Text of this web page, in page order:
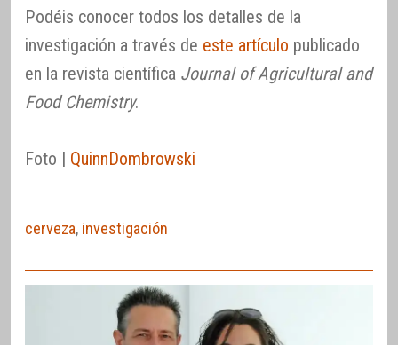
Podéis conocer todos los detalles de la
investigación a través de este artículo publicado
en la revista científica Journal of Agricultural and
Food Chemistry.
Foto | QuinnDombrowski
cerveza, investigación